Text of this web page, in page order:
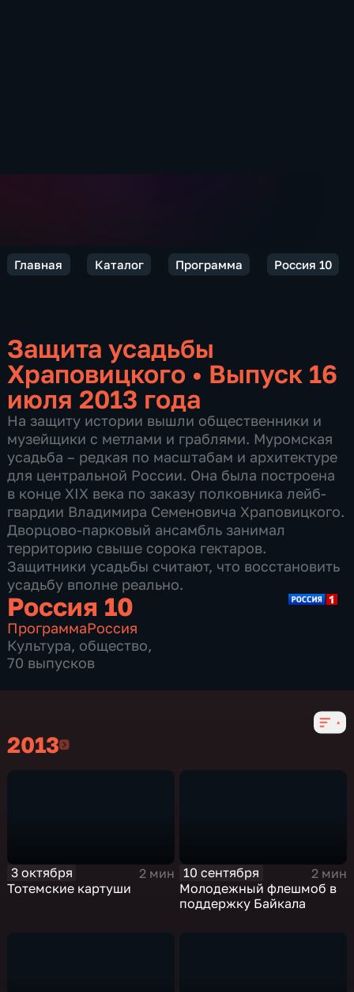
Главная Каталог Программа Россия 10
Защита усадьбы
Храповицкого • Выпуск 16
июля 2013 года
На защиту истории вышли общественники и
музейщики с метлами и граблями. Муромская
усадьба – редкая по масштабам и архитектуре
для центральной России. Она была построена
в конце ХIX века по заказу полковника лейб-
гвардии Владимира Семеновича Храповицкого.
Дворцово-парковый ансамбль занимал
территорию свыше сорока гектаров.
Защитники усадьбы считают, что восстановить
усадьбу вполне реально.
Россия 10
ПрограммаРоссия
Культура, общество,
70 выпусков
20132013
3 октября
2 мин
Тотемские картуши
10 сентября
2 мин
Молодежный флешмоб в
поддержку Байкала